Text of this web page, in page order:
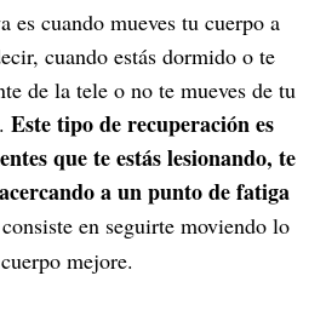
es cuando mueves tu cuerpo a
cuando estás dormido o te
de la tele o no te mueves de tu
Este tipo de recuperación es
que te estás lesionando, te
a un punto de fatiga
en seguirte moviendo lo
mejore.